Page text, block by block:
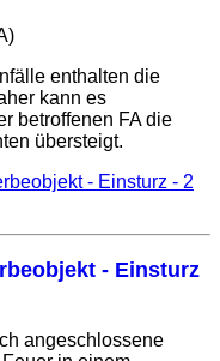
)
enthalten die
kann es
betroffenen FAdie
übersteigt.
- Einsturz - 2
- Einsturz
angeschlossene